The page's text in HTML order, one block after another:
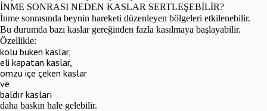
İNME SONRASI NEDEN KASLAR SERTLEŞEBİLİR?
İnme sonrasında beynin hareketi düzenleyen bölgeleri etkilenebilir.
Bu durumda bazı kaslar gereğinden fazla kasılmaya başlayabilir.
Özellikle:
kolu büken kaslar,
eli kapatan kaslar,
omzu içe çeken kaslar
ve
baldır kasları
daha baskın hale gelebilir.